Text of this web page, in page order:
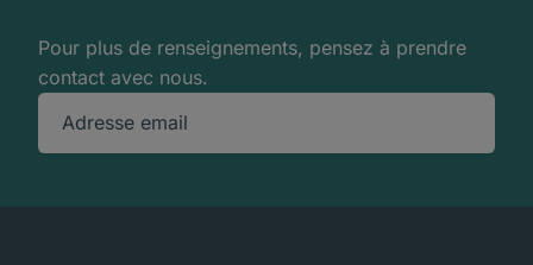
Pour plus de renseignements, pensez à prendre
contact avec nous.
Adresse email